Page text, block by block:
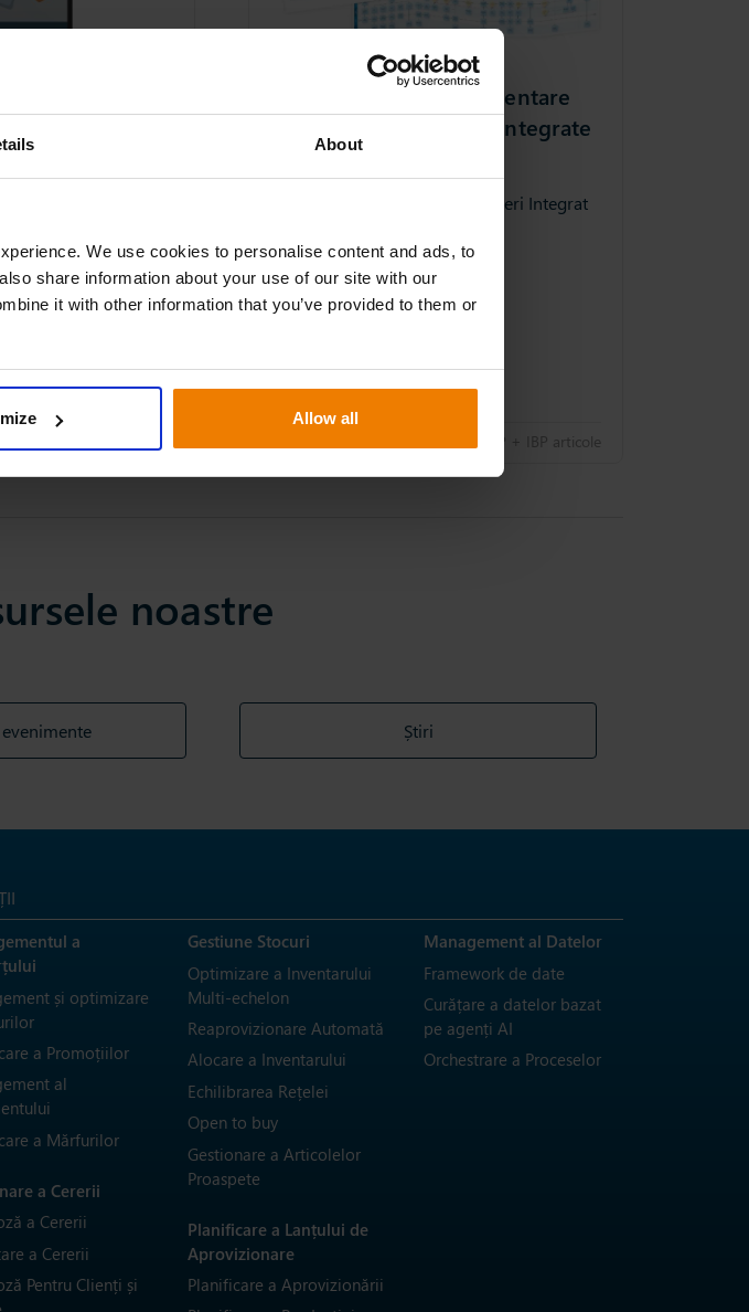
About
We use cookies to personalise content and ads, to
share information about your use of our site with our
it with other information that you’ve provided to them or
Allow all
Conținut exclusiv: Prezentare
generală a proceselor integrate
de afaceri
Hartă Exclusivă: Proces de Afaceri Integrat
S&OP + IBP articole
noastre
Știri
a
și optimizare
a Promoțiilor
al
a Mărfurilor
a Cererii
a Cererii
a Cererii
Pentru Clienți și
Gestiune Stocuri
Optimizare a Inventarului
Multi-echelon
Reaprovizionare Automată
Alocare a Inventarului
Echilibrarea Rețelei
Open to buy
Gestionare a Articolelor
Proaspete
Planificare a Lanțului de
Aprovizionare
Planificare a Aprovizionării
Management al Datelor
Framework de date
Curățare a datelor bazat
pe agenți AI
Orchestrare a Proceselor